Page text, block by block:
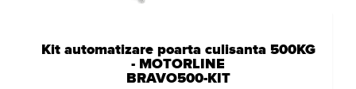
Kit automatizare poarta culisanta 500KG
- MOTORLINE
BRAVO500-KIT